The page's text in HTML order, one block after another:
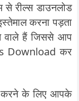
से रील्स डाउनलोड
करना पड़ता
वाले हैं जिससे आप
Download कर
के लिए आपके